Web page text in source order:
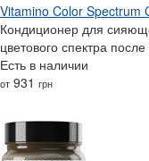
Vitamino Color Spectrum
Кондиционер для
цветового спектра
Есть в наличии
от 931 грн